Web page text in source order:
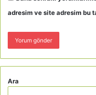
adresim ve site adresim bu
Ara